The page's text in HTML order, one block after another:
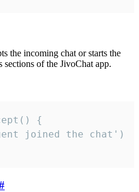
the incoming chat or starts the
of the JivoChat app.
{